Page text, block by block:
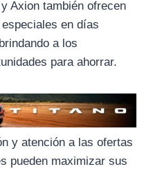
Axion también ofrecen
en días
a los
para ahorrar.
y atención a las ofertas
pueden maximizar sus